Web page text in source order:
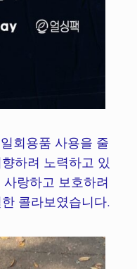
회용품 사용을 줄
하려 노력하고 있
랑하고 보호하려
콜라보였습니다.